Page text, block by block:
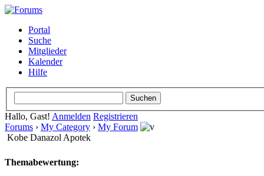
Portal
Suche
Mitglieder
Kalender
Hilfe
Hallo, Gast! Anmelden Registrieren
Forums › My Category › My Forum
Kobe Danazol Apotek
Themabewertung: